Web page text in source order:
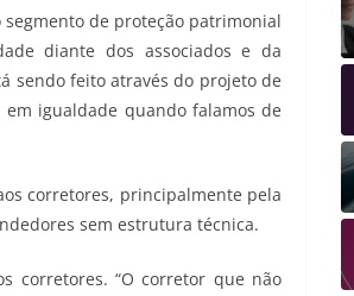
de proteção patrimonial
diante dos associados e da
sendo feito através do projeto de
em igualdade quando falamos de
corretores, principalmente pela
sem estrutura técnica.
corretores. “O corretor que não